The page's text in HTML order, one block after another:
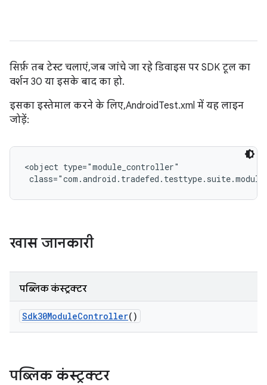
सिर्फ़ तब टेस्ट चलाएं, जब जांचे जा रहे डिवाइस पर SDK टूल का
वर्शन 30 या इसके बाद का हो.
इसका इस्तेमाल करने के लिए, AndroidTest.xml में यह लाइन
जोड़ें:
<object type="module_controller"
खास जानकारी
पब्लिक कंस्ट्रक्टर
Sdk30ModuleController()
पब्लिक कंस्ट्रक्टर